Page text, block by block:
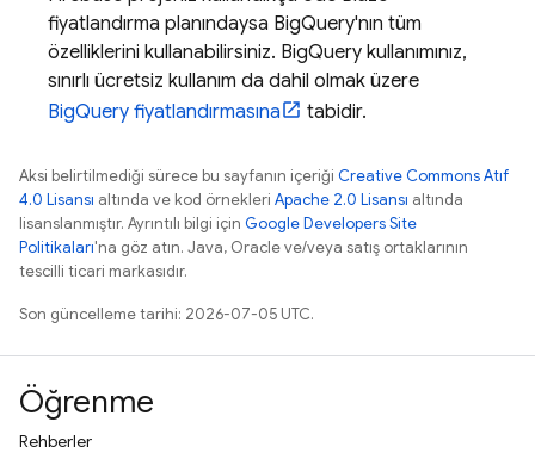
fiyatlandırma planındaysa BigQuery'nın tüm
özelliklerini kullanabilirsiniz. BigQuery kullanımınız,
sınırlı ücretsiz kullanım da dahil olmak üzere
BigQuery fiyatlandırmasına tabidir.
Aksi belirtilmediği sürece bu sayfanın içeriği Creative Commons Atıf
4.0 Lisansı altında ve kod örnekleri Apache 2.0 Lisansı altında
lisanslanmıştır. Ayrıntılı bilgi için Google Developers Site
Politikaları'na göz atın. Java, Oracle ve/veya satış ortaklarının
tescilli ticari markasıdır.
Son güncelleme tarihi: 2026-07-05 UTC.
Öğrenme
Rehberler